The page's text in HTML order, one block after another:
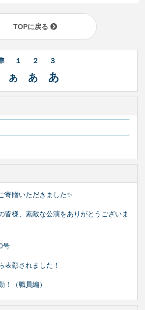
TOPに戻る
１ ２ ３
あ あ あ
寄贈いただきました✨
皆様、素敵な公演をありがとうございま
号
表彰されました！
！（職員編）